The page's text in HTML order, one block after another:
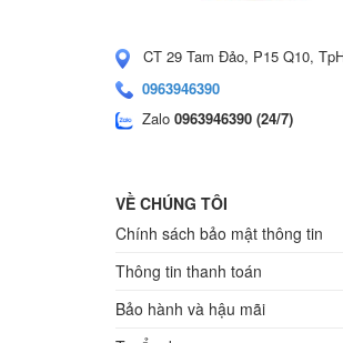
CT 29 Tam Đảo, P15 Q10,
0963946390
Zalo 0963946390 (24/7)
VỀ CHÚNG TÔI
Chính sách bảo mật thông tin
Thông tin thanh toán
Bảo hành và hậu mãi